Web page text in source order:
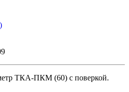
ТКА-ПКМ (60) с поверкой.